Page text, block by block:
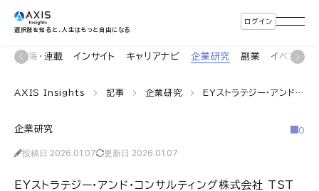
選択肢を知ると、人生はもっと自由になる
ログイン
特集・連載 インサイト キャリアナビ 企業研究 副業 イベント
AXIS Insights 記事 企業研究 EYストラテジー・アンド・コンサルティング株式会社 TST インタビュー／CIO支援に閉じず「CEOが人生をかける決断」に伴走する理由
企業研究
投稿日 2026.01.07 更新日 2026.01.07
0
EYストラテジー・アンド・コンサルティング株式会社 TST